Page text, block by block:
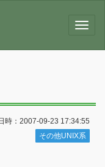
時：2007-09-23 17:34:55
その他UNIX系